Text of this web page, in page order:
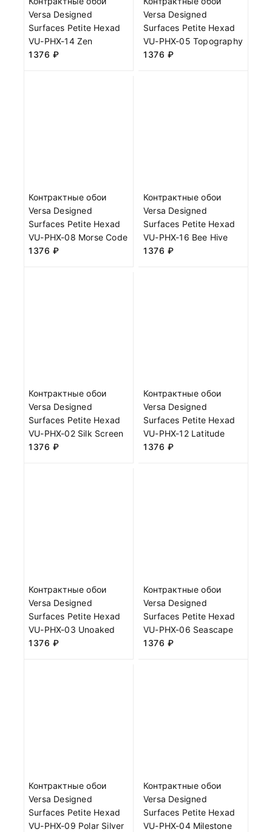
Versa Designed
Surfaces Petite Hexad
VU-PHX-14 Zen
1376 ₽
Versa Designed
Surfaces Petite Hexad
VU-PHX-05 Topography
1376 ₽
Контрактные обои
Versa Designed
Surfaces Petite Hexad
VU-PHX-08 Morse Code
1376 ₽
Контрактные обои
Versa Designed
Surfaces Petite Hexad
VU-PHX-16 Bee Hive
1376 ₽
Контрактные обои
Versa Designed
Surfaces Petite Hexad
VU-PHX-02 Silk Screen
1376 ₽
Контрактные обои
Versa Designed
Surfaces Petite Hexad
VU-PHX-12 Latitude
1376 ₽
Контрактные обои
Versa Designed
Surfaces Petite Hexad
VU-PHX-03 Unoaked
1376 ₽
Контрактные обои
Versa Designed
Surfaces Petite Hexad
VU-PHX-06 Seascape
1376 ₽
Контрактные обои
Versa Designed
Surfaces Petite Hexad
VU-PHX-09 Polar Silver
Контрактные обои
Versa Designed
Surfaces Petite Hexad
VU-PHX-04 Milestone